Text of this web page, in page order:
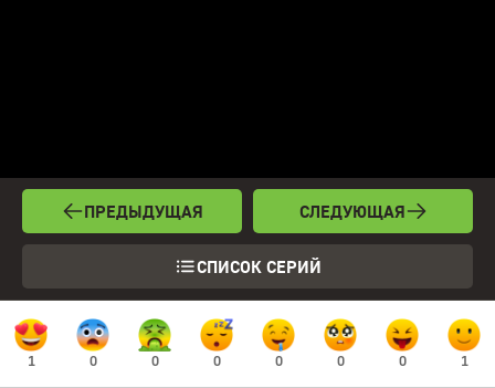
ПРЕДЫДУЩАЯ
СПИСОК СЕРИЙ
СЛЕДУЮЩАЯ
1 0 0 0 0 0 0 1